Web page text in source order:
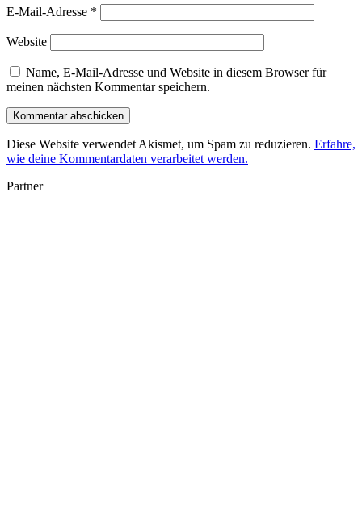
E-Mail-Adresse *
Website
Name, E-Mail-Adresse und Website in diesem Browser für
meinen nächsten Kommentar speichern.
Diese Website verwendet Akismet, um Spam zu reduzieren. Erfahre,
wie deine Kommentardaten verarbeitet werden.
Partner